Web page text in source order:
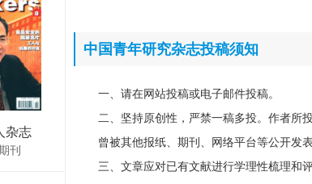
杂志
刊
中国青年研究杂志投稿须知
一、请在网站投稿或电子邮件投稿。
二、坚持原创性，严禁一稿多投。作者所
曾被其他报纸、期刊、网络平台等公开发
三、文章应对已有文献进行学理性梳理和